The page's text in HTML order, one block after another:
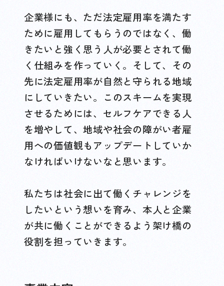
企業様にも、ただ法定雇用率を満たす
ために雇用してもらうのではなく、働
きたいと強く思う人が必要とされて働
く仕組みを作っていく。そして、その
先に法定雇用率が自然と守られる地域
にしていきたい。このスキームを実現
させるためには、セルフケアできる人
を増やして、地域や社会の障がい者雇
用への価値観もアップデートしていか
なければいけないなと思います。
私たちは社会に出て働くチャレンジを
したいという想いを育み、本人と企業
が共に働くことができるよう架け橋の
役割を担っていきます。